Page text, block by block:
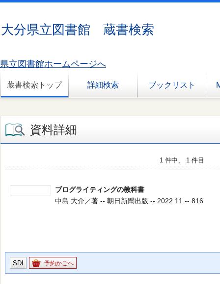
大分県立図書館 蔵書検索
県立図書館ホームページへ
蔵書検索トップ 詳細検索 ブックリスト
資料詳細
1 件中、 1 件目
ブログライティングの教科書
中島 大介／著 -- 朝日新聞出版 -- 2022.11 -- 816
SDI 予約かごへ